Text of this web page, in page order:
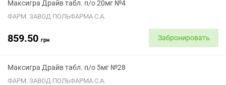
Максигра Драйв табл. п/о 20мг №4
ФАРМ. ЗАВОД ПОЛЬФАРМА С.А.
859.50 грн Забронировать
Максигра Драйв табл. п/о 5мг №28
ФАРМ. ЗАВОД ПОЛЬФАРМА С.А.